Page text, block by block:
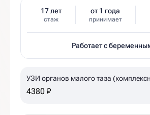
17 лет
стаж
от 1 года
принимает
Работает с
УЗИ органов малого таза
4380 ₽